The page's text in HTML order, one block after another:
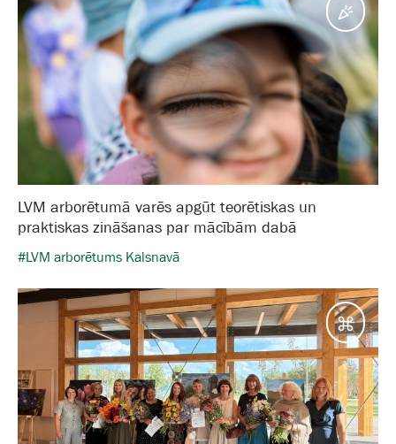
LVM arborētumā varēs apgūt teorētiskas un
praktiskas zināšanas par mācībām dabā
#LVM arborētums Kalsnavā